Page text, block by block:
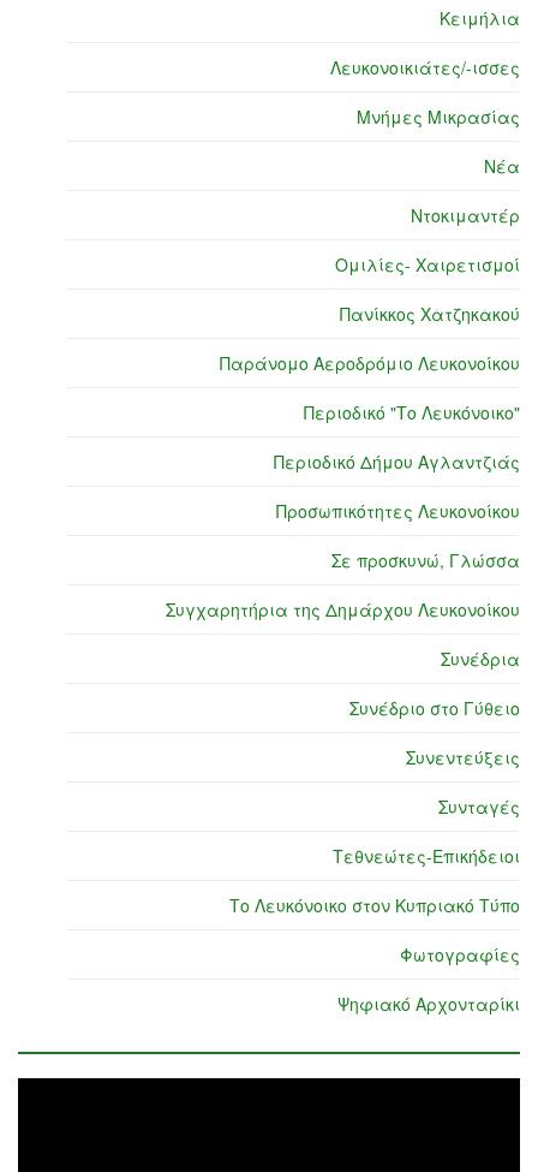
Κειμήλια
Λευκονοικιάτες/-ισσες
Μνήμες Μικρασίας
Νέα
Ντοκιμαντέρ
Ομιλίες- Χαιρετισμοί
Πανίκκος Χατζηκακού
Παράνομο Αεροδρόμιο Λευκονοίκου
Περιοδικό "Το Λευκόνοικο"
Περιοδικό Δήμου Αγλαντζιάς
Προσωπικότητες Λευκονοίκου
Σε προσκυνώ, Γλώσσα
Συγχαρητήρια της Δημάρχου Λευκονοίκου
Συνέδρια
Συνέδριο στο Γύθειο
Συνεντεύξεις
Συνταγές
Τεθνεώτες-Επικήδειοι
Το Λευκόνοικο στον Κυπριακό Τύπο
Φωτογραφίες
Ψηφιακό Αρχονταρίκι